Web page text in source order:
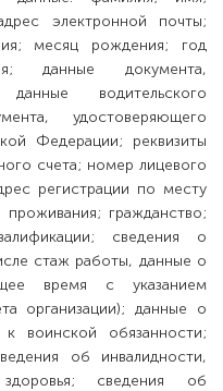
электронной почты;
месяц рождения; год
данные документа,
водительского
удостоверяющего
Федерации; реквизиты
счета; номер лицевого
регистрации по месту
проживания; гражданство;
сведения о
стаж работы, данные о
время с указанием
организации); данные о
воинской обязанности;
об инвалидности,
сведения об